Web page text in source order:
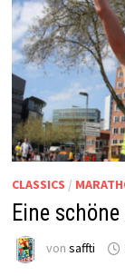
CLASSICS /
Eine
von saffti